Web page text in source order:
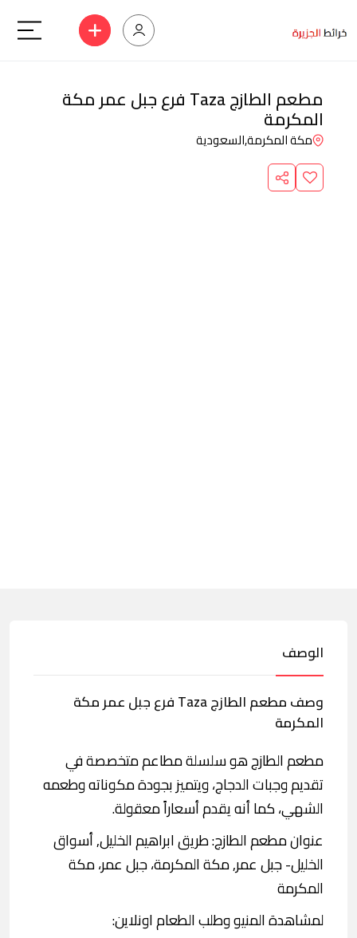
مطعم الطازج Taza فرع جبل عمر مكة
المكرمة
مكة المكرمة,السعودية
الوصف
وصف مطعم الطازج Taza فرع جبل عمر مكة
المكرمة
مطعم الطازج هو سلسلة مطاعم متخصصة في
تقديم وجبات الدجاج، ويتميز بجودة مكوناته وطعمه
الشهي، كما أنه يقدم أسعاراً معقولة.
عنوان مطعم الطازج: طريق ابراهيم الخليل, أسواق
الخليل- جبل عمر, مكة المكرمة، جبل عمر، مكة
المكرمة
لمشاهدة المنيو وطلب الطعام اونلاين: